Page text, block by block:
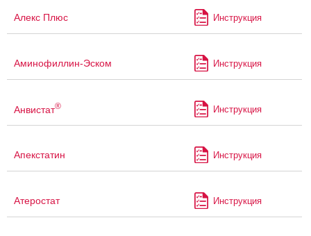
Алекс Плюс Инструкция
Аминофиллин-Эском Инструкция
Анвистат® Инструкция
Апекстатин Инструкция
Атеростат Инструкция